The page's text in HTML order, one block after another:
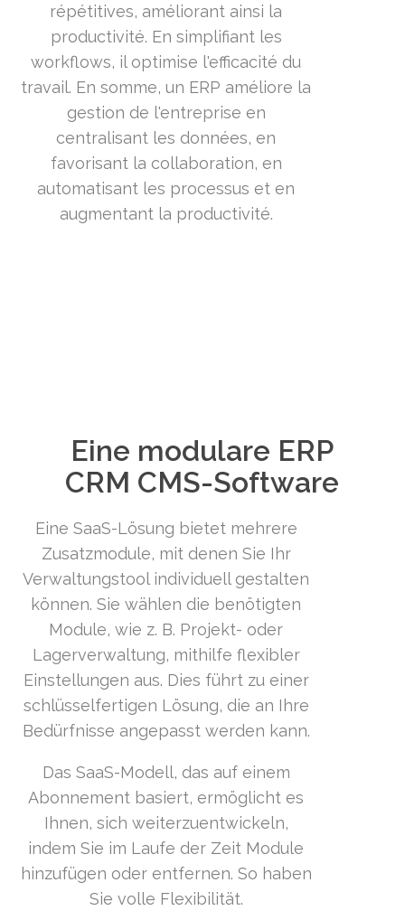
répétitives, améliorant ainsi la
productivité. En simplifiant les
workflows, il optimise l'efficacité du
travail. En somme, un ERP améliore la
gestion de l'entreprise en
centralisant les données, en
favorisant la collaboration, en
automatisant les processus et en
augmentant la productivité.
Eine modulare ERP
CRM CMS-Software
Eine SaaS-Lösung bietet mehrere
Zusatzmodule, mit denen Sie Ihr
Verwaltungstool individuell gestalten
können. Sie wählen die benötigten
Module, wie z. B. Projekt- oder
Lagerverwaltung, mithilfe flexibler
Einstellungen aus. Dies führt zu einer
schlüsselfertigen Lösung, die an Ihre
Bedürfnisse angepasst werden kann.
Das SaaS-Modell, das auf einem
Abonnement basiert, ermöglicht es
Ihnen, sich weiterzuentwickeln,
indem Sie im Laufe der Zeit Module
hinzufügen oder entfernen. So haben
Sie volle Flexibilität.